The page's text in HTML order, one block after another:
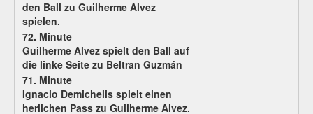
den Ball zu Guilherme Alvez
spielen.
72. Minute
Guilherme Alvez spielt den Ball auf
die linke Seite zu Beltran Guzmán
71. Minute
Ignacio Demichelis spielt einen
herlichen Pass zu Guilherme Alvez.